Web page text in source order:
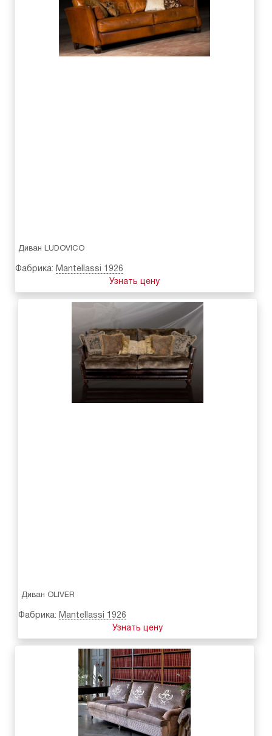
Диван LUDOVICO
Фабрика: Mantellassi 1926
Узнать цену
Диван OLIVER
Фабрика: Mantellassi 1926
Узнать цену